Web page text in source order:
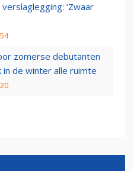
‘Zwaar
zomerse debutanten
in de winter alle ruimte